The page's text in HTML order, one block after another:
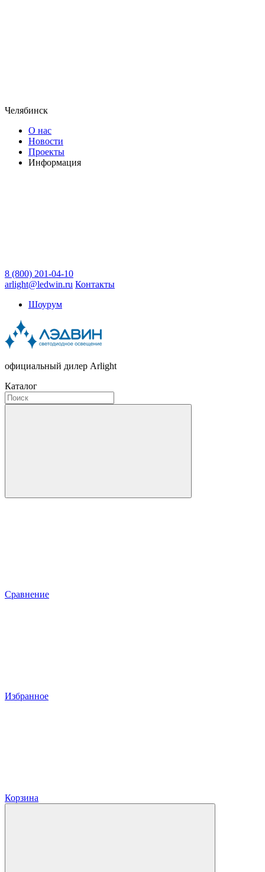
Челябинск
О нас
Новости
Проекты
Информация
8 (800) 201-04-10
arlight@ledwin.ru Контакты
Шоурум
официальный дилер Arlight
Каталог
Сравнение
Избранное
Корзина